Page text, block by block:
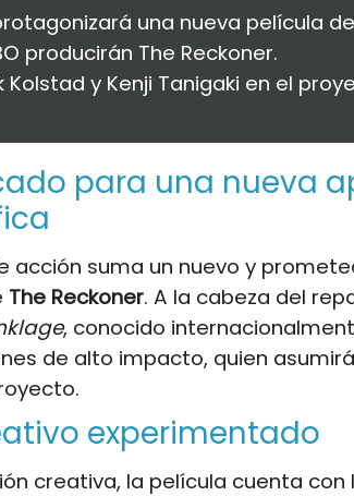
una nueva película
producirán The Reckoner.
Kolstad y Kenji Tanigaki en el
para una nueva
acción suma un nuevo y
The Reckoner. A la cabeza del
, conocido
de alto impacto, quien
experimentado
creativa, la película cuenta